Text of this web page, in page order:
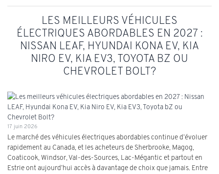
LES MEILLEURS VÉHICULES
ÉLECTRIQUES ABORDABLES EN 2027 :
NISSAN LEAF, HYUNDAI KONA EV, KIA
NIRO EV, KIA EV3, TOYOTA BZ OU
CHEVROLET BOLT?
17 juin 2026
Le marché des véhicules électriques abordables continue d’évoluer
rapidement au Canada, et les acheteurs de Sherbrooke, Magog,
Coaticook, Windsor, Val-des-Sources, Lac-Mégantic et partout en
Estrie ont aujourd’hui accès à davantage de choix que jamais. Entre